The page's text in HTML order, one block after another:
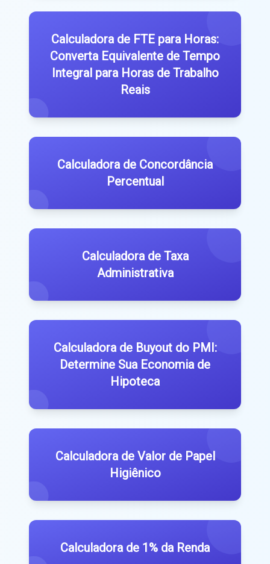
Calculadora de FTE para Horas:
Converta Equivalente de Tempo
Integral para Horas de Trabalho
Reais
Calculadora de Concordância
Percentual
Calculadora de Taxa
Administrativa
Calculadora de Buyout do PMI:
Determine Sua Economia de
Hipoteca
Calculadora de Valor de Papel
Higiênico
Calculadora de 1% da Renda